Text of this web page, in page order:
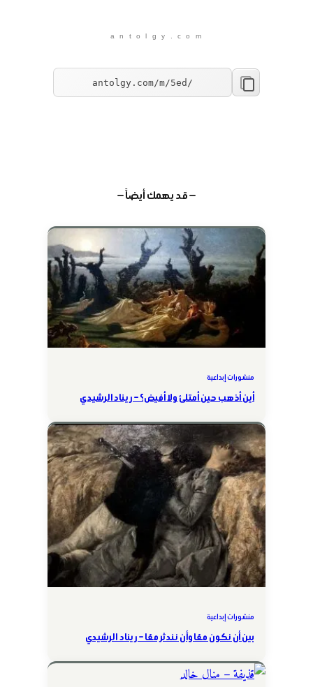
a n t o l g y . c o m
— قد يهمك أيضاً —
منشورات إبداعية
أين أذهب حين أمتلئ ولا أفيض؟ – ريناد الرشيدي
منشورات إبداعية
بين أن نكون معًا وأن نندثر معًا – ريناد الرشيدي